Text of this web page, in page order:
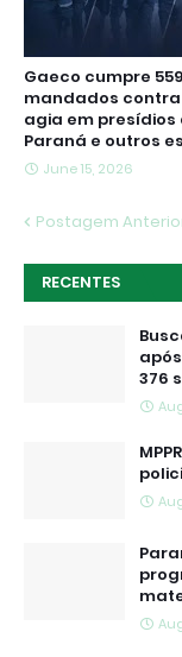
Gaeco cumpre 559
mandados contra
agia em presídios
Paraná e outros
June 15, 2026
Postagem
RECENTES
376